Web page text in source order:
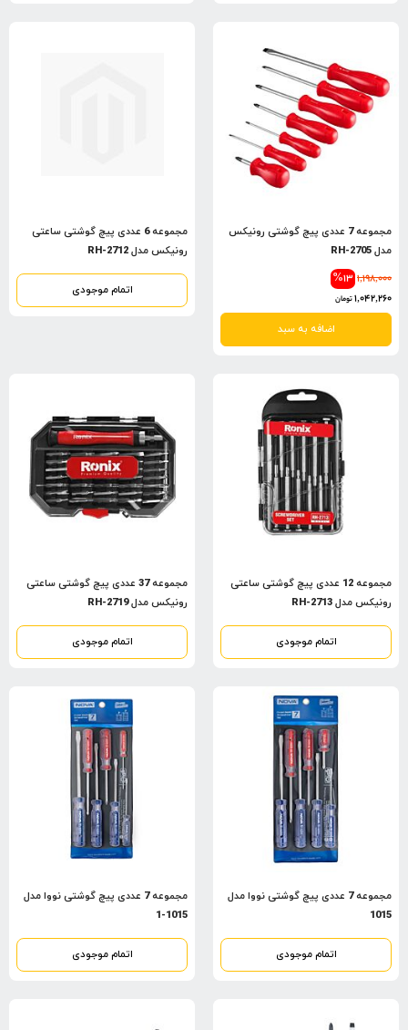
مجموعه 7 عددی پیچ گوشتی رونیکس
مدل RH-2705
%13 1,198,000
1,042,260تومان
اضافه به سبد
مجموعه 6 عددی پیچ گوشتی ساعتی
رونیکس مدل RH-2712
اتمام موجودی
مجموعه 12 عددی پیچ گوشتی ساعتی
رونیکس مدل RH-2713
اتمام موجودی
مجموعه 37 عددی پیچ گوشتی ساعتی
رونیکس مدل RH-2719
اتمام موجودی
مجموعه 7 عددی پیچ گوشتی نووا مدل
1015
اتمام موجودی
مجموعه 7 عددی پیچ گوشتی نووا مدل
1015-1
اتمام موجودی